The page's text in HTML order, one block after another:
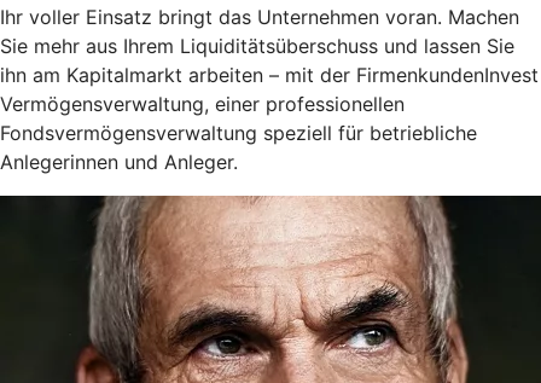
Ihr voller Einsatz bringt das Unternehmen voran. Machen
Sie mehr aus Ihrem Liquiditätsüberschuss und lassen Sie
ihn am Kapitalmarkt arbeiten – mit der FirmenkundenInvest
Vermögensverwaltung, einer professionellen
Fondsvermögensverwaltung speziell für betriebliche
Anlegerinnen und Anleger.